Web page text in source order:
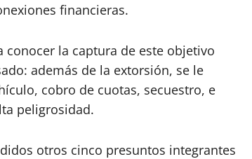
financieras.
conocer la captura de este objetivo
además de la extorsión, se le
cobro de cuotas, secuestro, e
peligrosidad.
otros cinco presuntos integrantes